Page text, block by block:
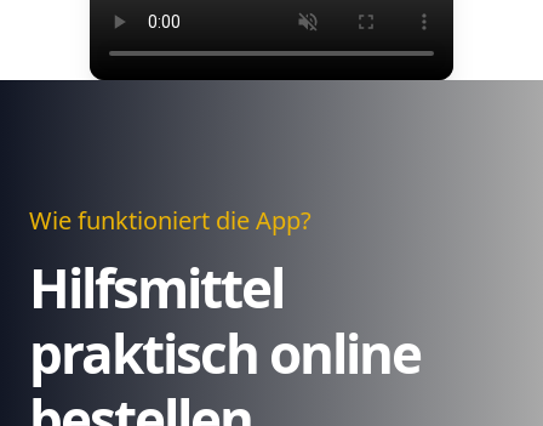
Wie funktioniert die App?
Hilfsmittel
praktisch online